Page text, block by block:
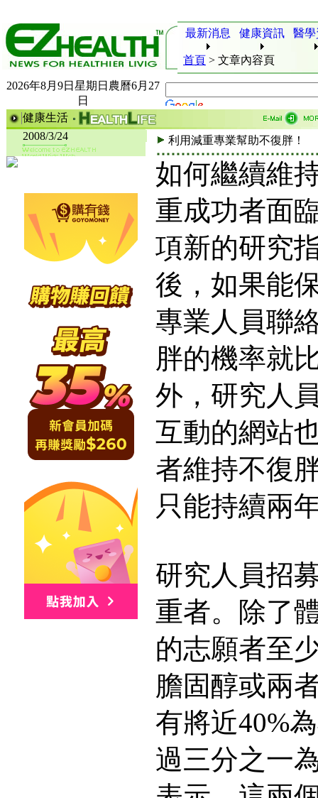
最新消息 健康資訊 醫
首頁 > 文章內容頁
2026年8月9日星期日農曆6月27
日
健康生活
2008/3/24
利用減重專業幫助不復胖！
如何繼續維
重成功者面
項新的研究
後，如果能
專業人員聯
胖的機率就
外，研究人
互動的網站
者維持不復
只能持續兩
研究人員招
重者。除了
的志願者至
膽固醇或兩
有將近40%
過三分之一